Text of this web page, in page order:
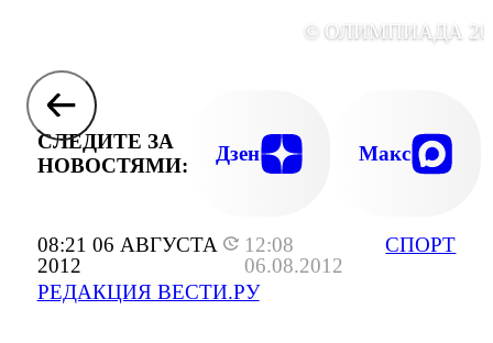
08:21 06 АВГУСТА
2012
12:08
06.08.2012
РЕДАКЦИЯ ВЕСТИ.РУ
СПОРТ
© ОЛИМПИАДА
СЛЕДИТЕ ЗА
НОВОСТЯМИ:
Дзен Макс